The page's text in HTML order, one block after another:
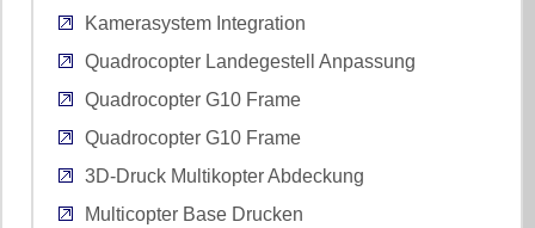
Kamerasystem Integration
Quadrocopter Landegestell Anpassung
Quadrocopter G10 Frame
Quadrocopter G10 Frame
3D-Druck Multikopter Abdeckung
Multicopter Base Drucken